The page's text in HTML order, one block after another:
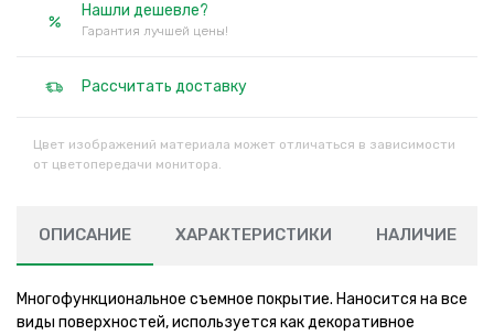
Нашли дешевле?
Гарантия лучшей цены!
Рассчитать доставку
Цвет изображений материала может отличаться в зависимости
от цветопередачи монитора.
ОПИСАНИЕ ХАРАКТЕРИСТИКИ НАЛИЧИЕ
Многофункциональное съемное покрытие. Наносится на все
виды поверхностей, используется как декоративное